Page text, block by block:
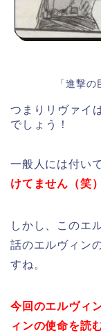
「進撃
つまりリヴァイ
でしょう！
一般人には付い
けてません（笑）
しかし、このエ
話のエルヴィン
すね。
今回のエルヴィ
ィンの使命を読